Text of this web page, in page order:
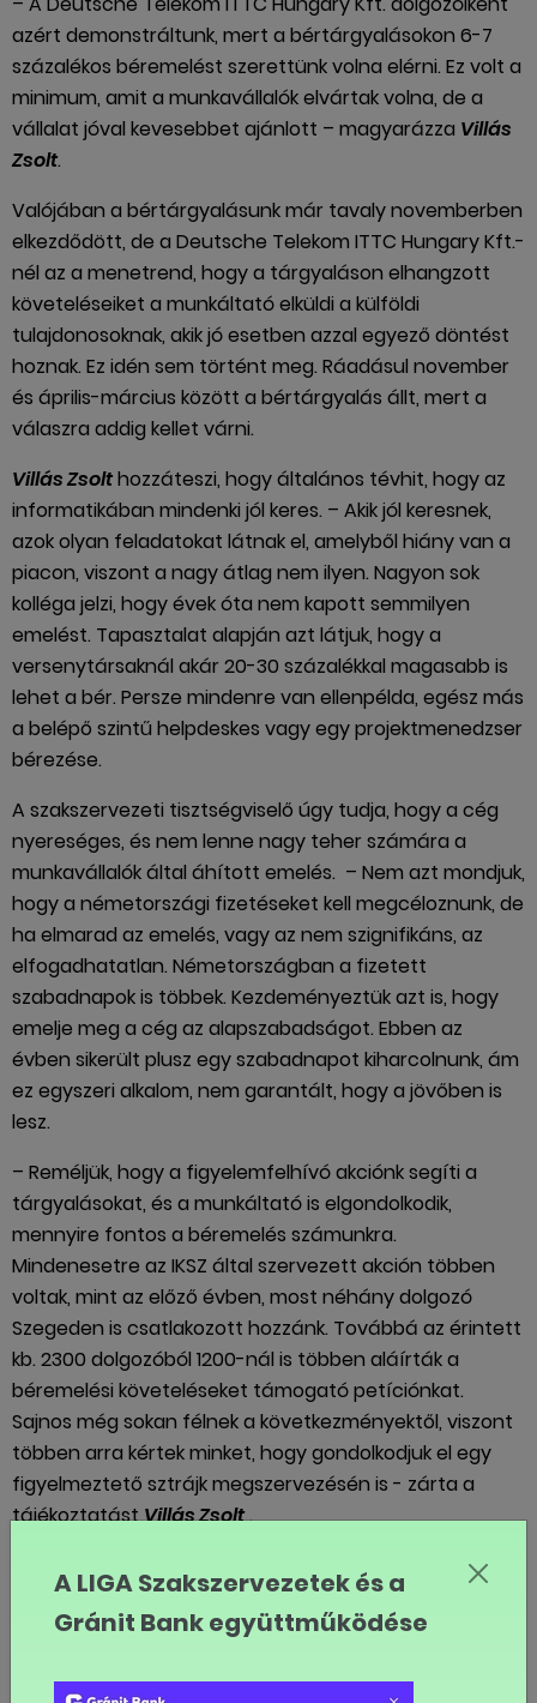
azért demonstráltunk, mert a bértárgyalásokon 6-7
százalékos béremelést szerettünk volna elérni. Ez volt a
minimum, amit a munkavállalók elvártak volna, de a
vállalat jóval kevesebbet ajánlott – magyarázza Villás
Zsolt.
Valójában a bértárgyalásunk már tavaly novemberben
elkezdődött, de a Deutsche Telekom ITTC Hungary Kft.-
nél az a menetrend, hogy a tárgyaláson elhangzott
követeléseiket a munkáltató elküldi a külföldi
tulajdonosoknak, akik jó esetben azzal egyező döntést
hoznak. Ez idén sem történt meg. Ráadásul november
és április-március között a bértárgyalás állt, mert a
válaszra addig kellet várni.
Villás Zsolthozzáteszi, hogy általános tévhit, hogy az
informatikában mindenki jól keres. – Akik jól keresnek,
azok olyan feladatokat látnak el, amelyből hiány van a
piacon, viszont a nagy átlag nem ilyen. Nagyon sok
kolléga jelzi, hogy évek óta nem kapott semmilyen
emelést. Tapasztalat alapján azt látjuk, hogy a
versenytársaknál akár 20-30 százalékkal magasabb is
lehet a bér. Persze mindenre van ellenpélda, egész más
a belépő szintű helpdeskes vagy egy projektmenedzser
bérezése.
A szakszervezeti tisztségviselő úgy tudja, hogy a cég
nyereséges, és nem lenne nagy teher számára a
munkavállalók által áhított emelés. – Nem azt mondjuk,
hogy a németországi fizetéseket kell megcéloznunk, de
ha elmarad az emelés, vagy az nem szignifikáns, az
elfogadhatatlan. Németországban a fizetett
szabadnapok is többek. Kezdeményeztük azt is, hogy
emelje meg a cég az alapszabadságot. Ebben az
évben sikerült plusz egy szabadnapot kiharcolnunk, ám
ez egyszeri alkalom, nem garantált, hogy a jövőben is
lesz.
– Reméljük, hogy a figyelemfelhívó akciónk segíti a
tárgyalásokat, és a munkáltató is elgondolkodik,
mennyire fontos a béremelés számunkra.
Mindenesetre az IKSZ által szervezett akción többen
voltak, mint az előző évben, most néhány dolgozó
Szegeden is csatlakozott hozzánk. Továbbá az érintett
kb. 2300 dolgozóból 1200-nál is többen aláírták a
béremelési követeléseket támogató petíciónkat.
Sajnos még sokan félnek a következményektől, viszont
többen arra kértek minket, hogy gondolkodjuk el egy
figyelmeztető sztrájk megszervezésén is - zárta a
tájékoztatástVillás Zsolt.
A képünk a budapesti demonstrációról készült.
MEGOSZTOM FACEBOOKON
A LIGA Szakszervezetek és a
Gránit Bank együttműködése